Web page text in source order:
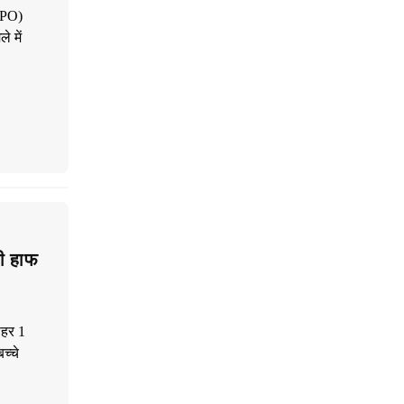
में
हाफ
1